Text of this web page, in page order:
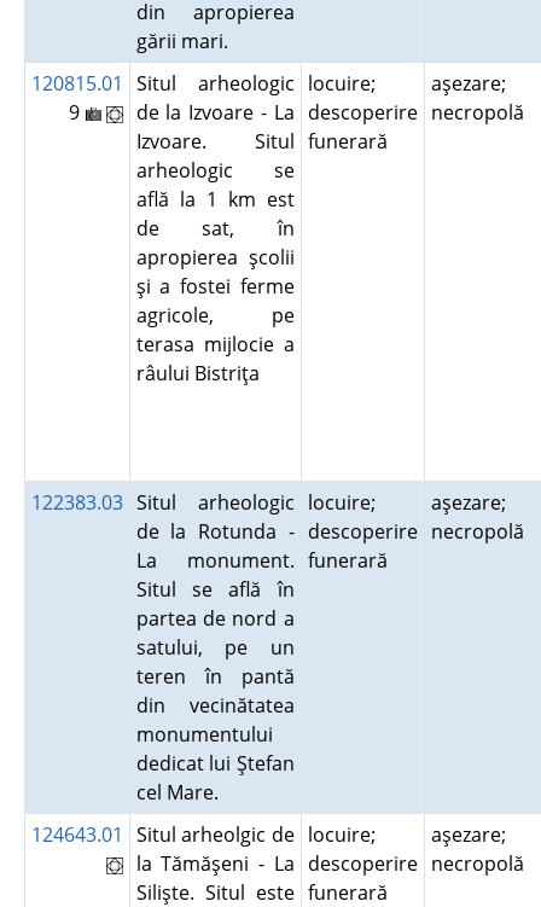
din apropierea
gării mari.
120815.01
9
Situl arheologic
de la Izvoare - La
Izvoare. Situl
arheologic se
află la 1 km est
de sat, în
apropierea şcolii
şi a fostei ferme
agricole, pe
terasa mijlocie a
râului Bistriţa
locuire;
descoperire
funerară
aşezare;
necropolă
122383.03 Situl arheologic
de la Rotunda -
La monument.
Situl se află în
partea de nord a
satului, pe un
teren în pantă
din vecinătatea
monumentului
dedicat lui Ştefan
cel Mare.
locuire;
descoperire
funerară
aşezare;
necropolă
124643.01
Situl arheolgic de
la Tămăşeni - La
Silişte. Situl este
locuire;
descoperire
funerară
aşezare;
necropolă